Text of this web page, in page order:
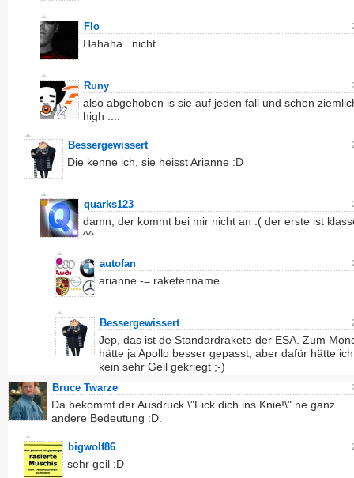
Flo
Hahaha...nicht.
Runy
also abgehoben is sie auf jeden fall und schon
high ....
Bessergewissert
Die kenne ich, sie heisst Arianne :D
quarks123
damn, der kommt bei mir nicht an :( der erste ist
^^
autofan
arianne -= raketenname
Bessergewissert
Jep, das ist de Standardrakete der ESA. Zum
hätte ja Apollo besser gepasst, aber dafür hätte ich
kein sehr Geil gekriegt ;-)
Bruce Twarze
Da bekommt der Ausdruck \"Fick dich ins Knie!\" ne ganz
andere Bedeutung :D.
bigwolf86
sehr geil :D